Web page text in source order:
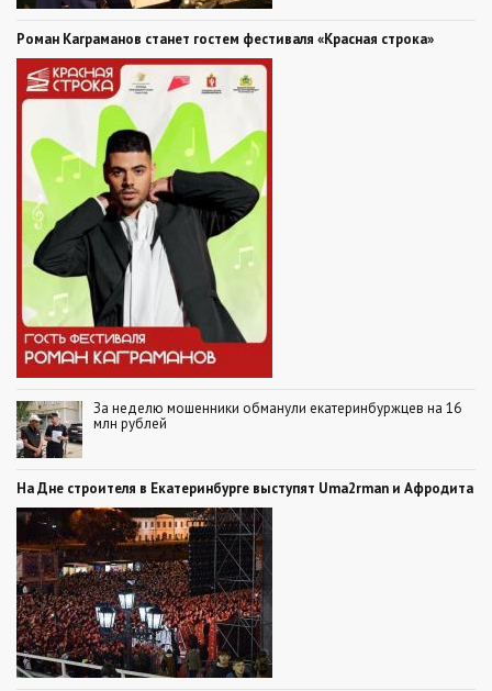
Роман Каграманов станет гостем фестиваля «Красная строка»
За неделю мошенники обманули екатеринбуржцев на 16
млн рублей
На Дне строителя в Екатеринбурге выступят Uma2rman и Афродита